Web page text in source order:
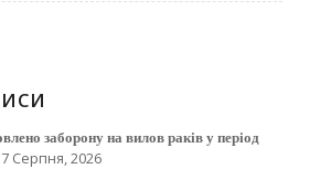
заборону на вилов раків у період
7 Серпня, 2026